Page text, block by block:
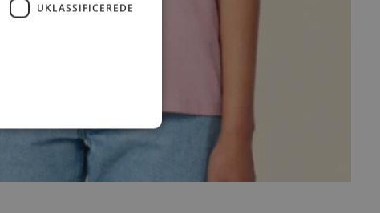
UKLASSIFICEREDE